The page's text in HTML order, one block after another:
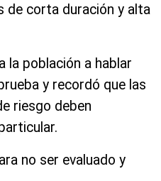
de corta duración y alta
la población a hablar
y recordó que las
riesgo deben
no ser evaluado y